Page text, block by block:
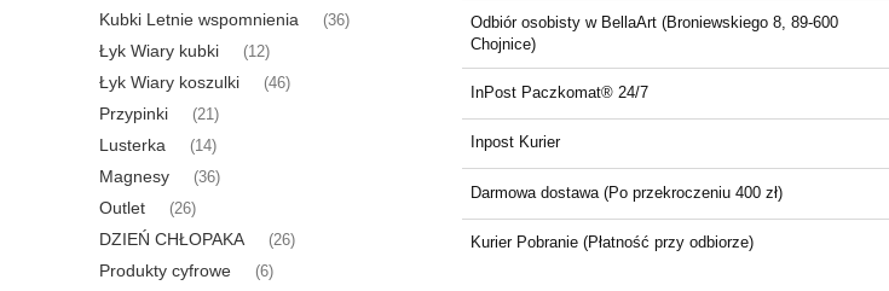
Kubki Letnie wspomnienia (36)
Łyk Wiary kubki (12)
Łyk Wiary koszulki (46)
Przypinki (21)
Lusterka (14)
Magnesy (36)
Outlet (26)
DZIEŃ CHŁOPAKA (26)
Produkty cyfrowe (6)
Odbiór osobisty w BellaArt(Broniewskiego 8, 89-600
Chojnice)
InPost Paczkomat® 24/7
Inpost Kurier
Darmowa dostawa(Po przekroczeniu 400 zł)
Kurier Pobranie (Płatność przy odbiorze)